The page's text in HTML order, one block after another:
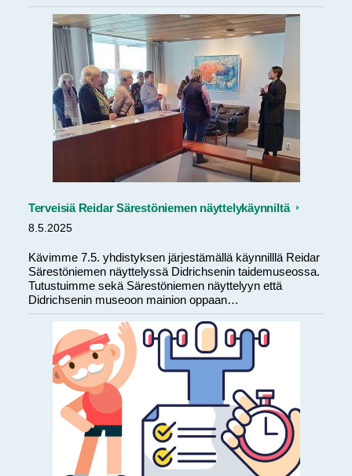
Terveisiä Reidar Särestöniemen näyttelykäynniltä
8.5.2025
Kävimme 7.5. yhdistyksen järjestämällä käynnilllä Reidar
Särestöniemen näyttelyssä Didrichsenin taidemuseossa.
Tutustuimme sekä Särestöniemen näyttelyyn että
Didrichsenin museoon mainion oppaan…